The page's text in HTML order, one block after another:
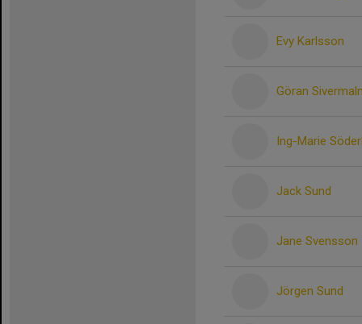
Evy Karlsson
Göran
Ing-Marie
Jack Sund
Jane Svensson
Jörgen Sund